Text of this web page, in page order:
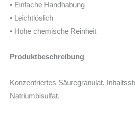
• Einfache Handhabung
• Leichtlöslich
• Hohe chemische Reinheit
Produktbeschreibung
Konzentriertes Säuregranulat.
Natriumbisulfat.